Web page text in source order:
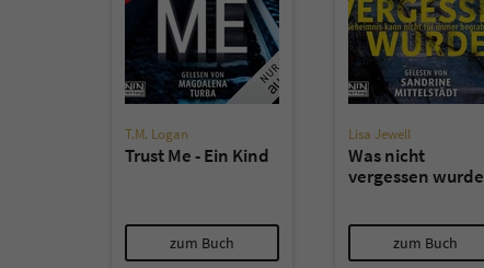
T.M. Logan
Trust Me - Ein Kind
zum Buch
Lisa Jewell
Was nicht
vergessen wurde
zum Buch